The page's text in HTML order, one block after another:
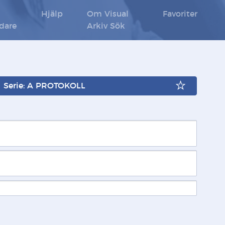
Hjälp
Om Visual
Arkiv Sök
Favoriter
Serie: A PROTOKOLL